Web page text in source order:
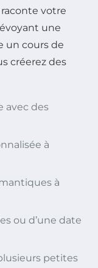
votre
une
un cours de
créerez des
avec des
à
à
ou d’une date
petites